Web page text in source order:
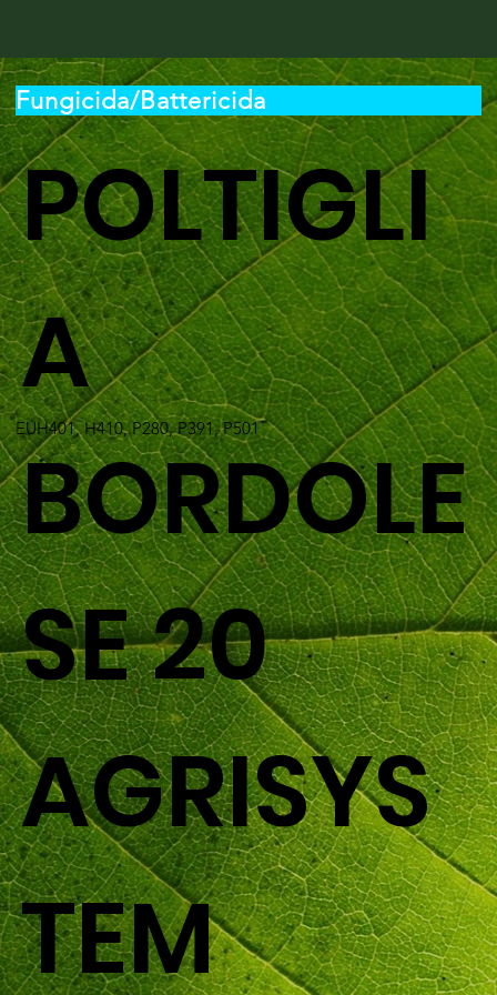
EUH401, H410, P280, P391, P501
POLTIGLI
A
BORDOLE
SE 20
AGRISYS
TEM
Fungicida/Battericida